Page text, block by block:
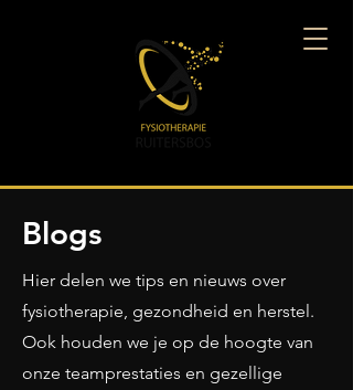
Blogs
Hier delen we tips en nieuws over
fysiotherapie, gezondheid en herstel.
Ook houden we je op de hoogte van
onze teamprestaties en gezellige